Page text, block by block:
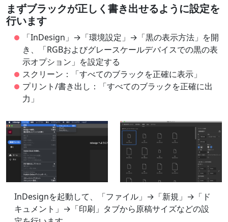
まずブラックが正しく書き出せるように設定を
行います
「InDesign」→「環境設定」→「黒の表示方法」を開
き、「RGBおよびグレースケールデバイスでの黒の表
示オプション」を設定する
スクリーン：「すべてのブラックを正確に表示」
プリント/書き出し：「すべてのブラックを正確に出
力」
InDesignを起動して、「ファイル」→「新規」→「ド
キュメント」→「印刷」タブから原稿サイズなどの設